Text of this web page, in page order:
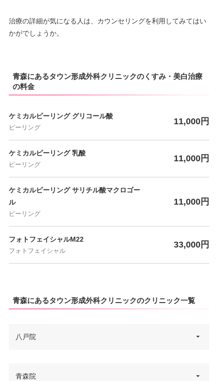
治療の詳細が気になる人は、カウンセリングを利用してみてはい
かがでしょうか。
青森にあるタウン形成外科クリニックのくすみ・美白治療
の料金
ケミカルピーリング グリコール酸
ピーリング
11,000円
ケミカルピーリング 乳酸
ピーリング
11,000円
ケミカルピーリング サリチル酸マクロゴー
ル
ピーリング
11,000円
フォトフェイシャルM22
フォトフェイシャル
33,000円
青森にあるタウン形成外科クリニックのクリニック一覧
八戸院
青森院